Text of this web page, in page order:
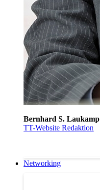
Bernhard S. Laukamp
TT-Website Redaktion
Networking